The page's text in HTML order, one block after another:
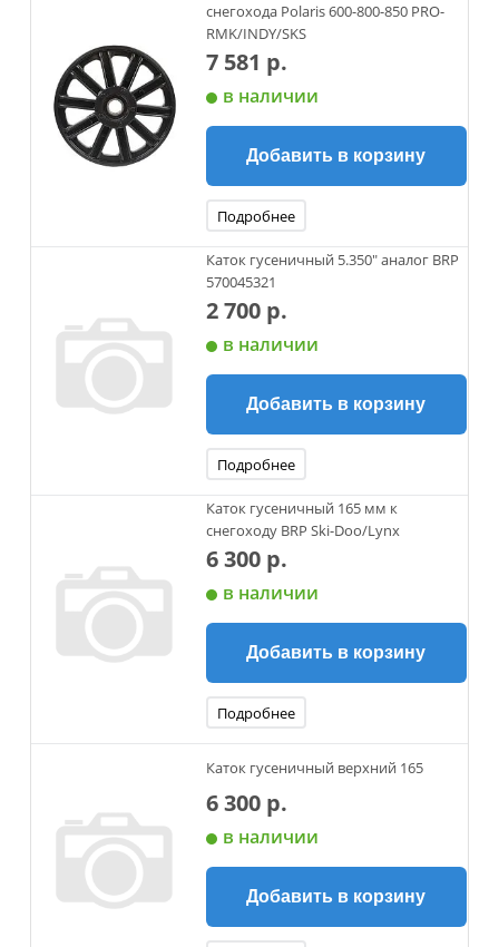
снегохода Polaris 600-800-850 PRO-
RMK/INDY/SKS
7 581 р.
в наличии
Добавить в корзину
Подробнее
Каток гусеничный 5.350" аналог BRP
570045321
2 700 р.
в наличии
Добавить в корзину
Подробнее
Каток гусеничный 165 мм к
снегоходу BRP Ski-Doo/Lynx
6 300 р.
в наличии
Добавить в корзину
Подробнее
Каток гусеничный верхний 165
6 300 р.
в наличии
Добавить в корзину